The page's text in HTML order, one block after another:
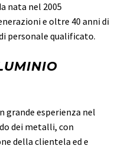
nata nel 2005
e oltre 40 anni di
personale qualificato.
grande esperienza nel
dei metalli, con
della clientela ed e